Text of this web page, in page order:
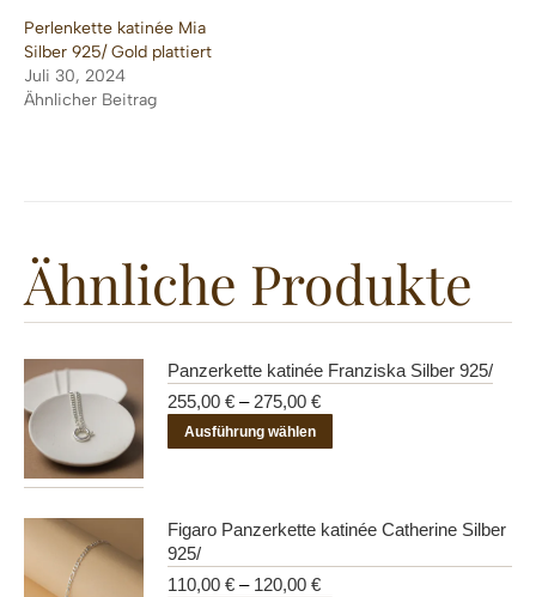
Perlenkette katinée Mia
Silber 925/ Gold plattiert
Juli 30, 2024
Ähnlicher Beitrag
Ähnliche Produkte
Panzerkette katinée Franziska Silber 925/
255,00 € –275,00 €
Ausführung wählen
mehrere
Figaro Panzerkette katinée Catherine Silber
925/
110,00 € – 120,00 €